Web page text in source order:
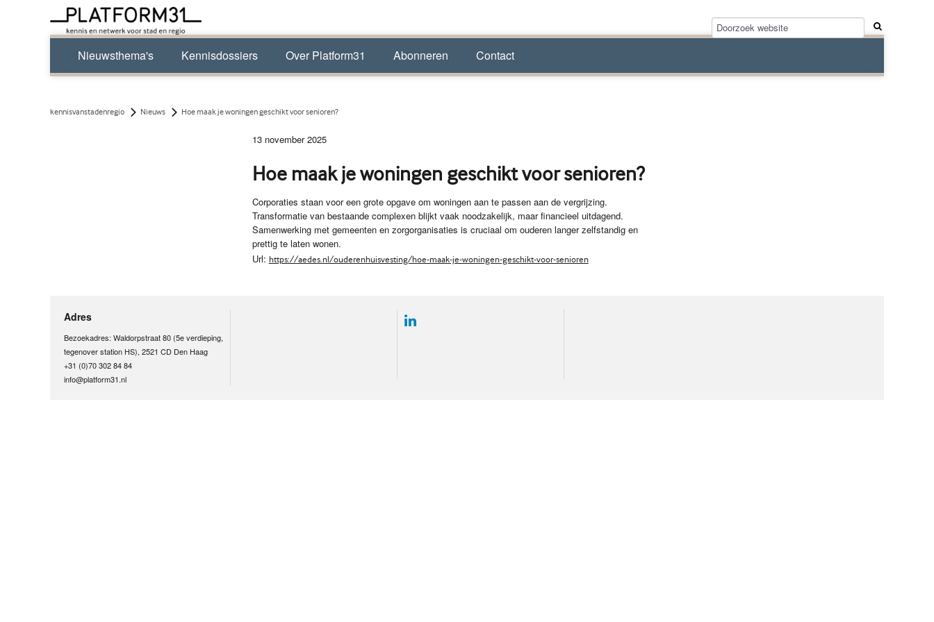
Nieuwsthema's Kennisdossiers Over Platform31 Abonneren Contact
kennisvanstadenregio Nieuws Hoe maak je woningen geschikt voor senioren?
13 november 2025
Hoe maak je woningen geschikt voor senioren?
Corporaties staan voor een grote opgave om woningen aan te passen aan de vergrijzing.
Transformatie van bestaande complexen blijkt vaak noodzakelijk, maar financieel uitdagend.
Samenwerking met gemeenten en zorgorganisaties is cruciaal om ouderen langer zelfstandig en
prettig te laten wonen.
Url: https://aedes.nl/ouderenhuisvesting/hoe-maak-je-woningen-geschikt-voor-senioren
Adres
Bezoekadres: Waldorpstraat 80 (5e verdieping,
tegenover station HS), 2521 CD Den Haag
+31 (0)70 302 84 84
info@platform31.nl